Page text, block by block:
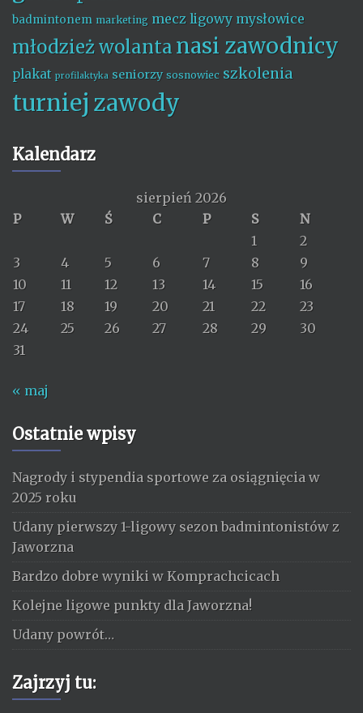
badmintonem marketing mecz ligowy mysłowice
młodzież wolanta nasi zawodnicy
plakat profilaktyka seniorzy sosnowiec szkolenia
turniej zawody
Kalendarz
sierpień 2026
P
W Ś C P S
N
1
2
3
4 5 6 7 8
9
10
11 12 13 14 15
16
17
18 19 20 21 22
23
24
25 26 27 28 29
30
31
« maj
Ostatnie wpisy
Nagrody i stypendia sportowe za osiągnięcia w
2025 roku
Udany pierwszy 1-ligowy sezon badmintonistów z
Jaworzna
Bardzo dobre wyniki w Komprachcicach
Kolejne ligowe punkty dla Jaworzna!
Udany powrót…
Zajrzyj tu: